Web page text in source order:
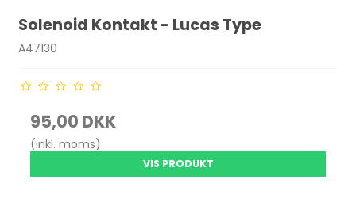
Solenoid Kontakt - Lucas Type
A47130
95,00 DKK
(inkl. moms)
VIS PRODUKT